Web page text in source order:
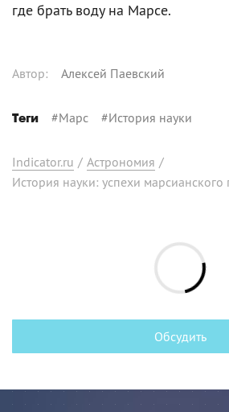
где брать воду на Марсе.
Автор: Алексей Паевский
Теги #Марс #История науки
Indicator.ru / Астрономия /
История науки: успехи марсианского
Обсудить